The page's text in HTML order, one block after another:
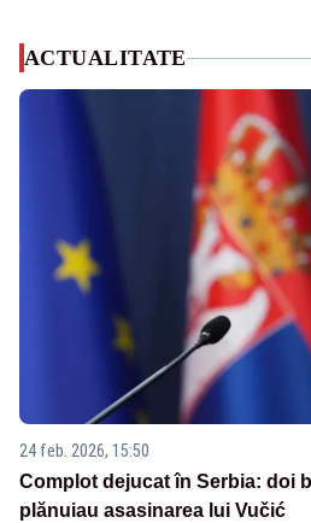
ACTUALITATE
24 feb. 2026, 15:50
Complot dejucat în Serbia: doi
plănuiau asasinarea lui Vučić